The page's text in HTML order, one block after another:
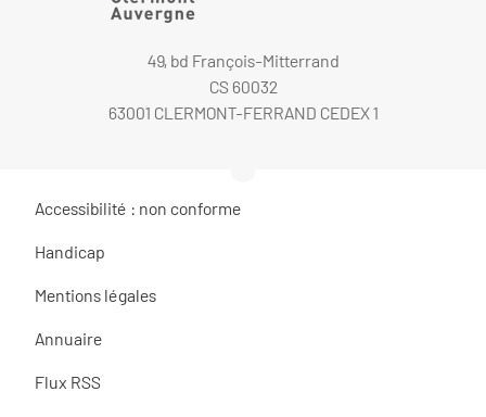
49, bd François-Mitterrand
CS 60032
63001 CLERMONT-FERRAND CEDEX 1
Accessibilité : non conforme
Handicap
Mentions légales
Annuaire
Flux RSS